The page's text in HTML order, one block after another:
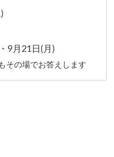
・ 9月21日(月)
その場でお答えします